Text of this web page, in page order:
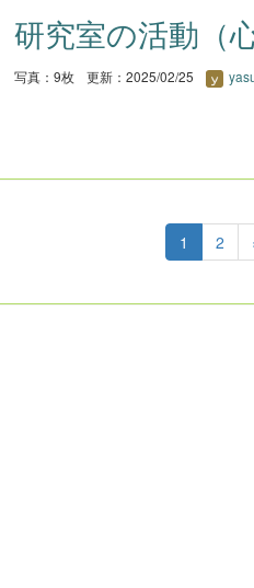
研究室の活動（
写真：9枚 更新：2025/02/25
1 2